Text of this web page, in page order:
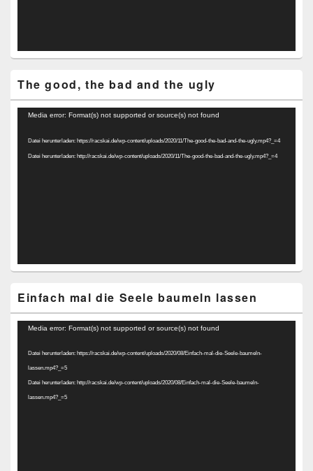
The good, the bad and the ugly
Video-
Media error: Format(s) not supported or source(s) not found
Datei herunterladen: https://racskai.de/wp-content/uploads/2020/11/The-good-the-bad-and-the-ugly.mp4?_=4
Datei herunterladen: http://racskai.de/wp-content/uploads/2020/11/The-good-the-bad-and-the-ugly.mp4?_=4
Einfach mal die Seele baumeln lassen
Video-
Media error: Format(s) not supported or source(s) not found
Datei herunterladen: https://racskai.de/wp-content/uploads/2020/08/Einfach-mal-die-Seele-baumeln-
lassen.mp4?_=5
Datei herunterladen: http://racskai.de/wp-content/uploads/2020/08/Einfach-mal-die-Seele-baumeln-
lassen.mp4?_=5